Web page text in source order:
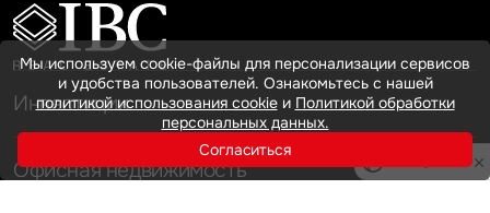
Инвестиции
Офисная недвижимость
Мы используем cookie-файлы для персонализации сервисов
и удобства пользователей. Ознакомьтесь с нашей
политикой использования cookieи Политикой обработки
персональных данных.
Согласиться